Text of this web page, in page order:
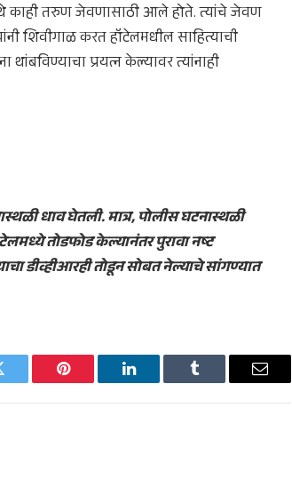
काही तरुण जेवणासाठी आले होते. त्यांचे जेवण
शिवीगाळ करत हॉटेलमधील साहित्याची
प्रयत्न केल्यावर त्यांनाही
धाव घेतली. मात्र, पोलीस घटनास्थळी
तोडफोड केल्यानंतर पुरावा नष्ट
डीव्हीआरही तोडून सोबत नेल्याचे सांगण्यात
Pinterest LinkedIn Tumblr Email